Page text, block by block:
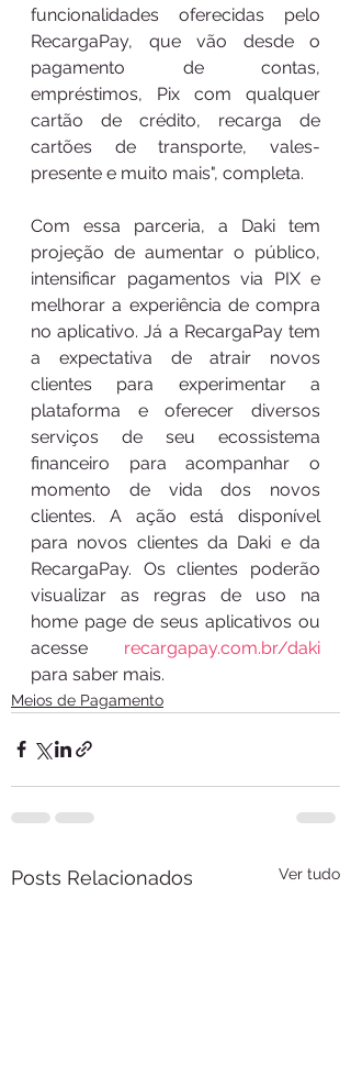
funcionalidades oferecidas pelo
RecargaPay, que vão desde o
pagamento de contas,
empréstimos, Pix com qualquer
cartão de crédito, recarga de
cartões de transporte, vales-
presente e muito mais", completa.
Com essa parceria, a Daki tem
projeção de aumentar o público,
intensificar pagamentos via PIX e
melhorar a experiência de compra
no aplicativo. Já a RecargaPay tem
a expectativa de atrair novos
clientes para experimentar a
plataforma e oferecer diversos
serviços de seu ecossistema
financeiro para acompanhar o
momento de vida dos novos
clientes. A ação está disponível
para novos clientes da Daki e da
RecargaPay. Os clientes poderão
visualizar as regras de uso na
home page de seus aplicativos ou
acesse recargapay.com.br/daki
para saber mais.
Meios de Pagamento
Posts Relacionados Ver tudo